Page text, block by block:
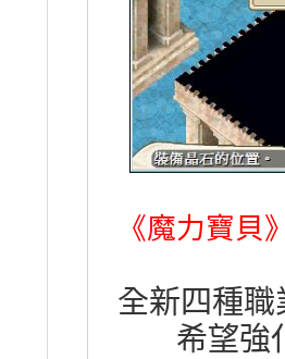
《魔力寶
全新四種職
希望強